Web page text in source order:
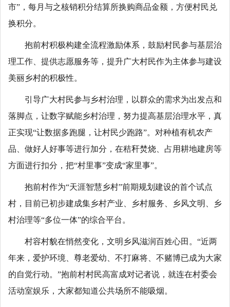
市”，每月与之核销积分结算所换购商品金额，方便村民兑
换积分。
抱前村积极构建全流程激励体系，鼓励村民参与基层治
理工作、提供志愿服务等，提升广大村民作为主体参与建设
美丽乡村的积极性。
引导广大村民参与乡村治理，以群众的需求为出发点和
落脚点，让数字赋能乡村治理，努力提高基层治理水平，真
正实现“让数据多跑腿，让村民少跑路”。对种植有机农产
品、做好人好事等进行加分，在秸秆焚烧、占用耕地建房等
方面进行扣分，把“村里事”变成“家里事”。
抱前村作为“天涯智慧乡村”前期规划建设的首个试点
村，目前已初步建成集乡村产业、乡村服务、乡风文明、乡
村治理等“多位一体”的综合平台。
村容村貌在悄然变化，文明乡风滋润百姓心田。“近两
年来，爱护环境、尊老爱幼、不打麻将、不赌博已成为大家
的自觉行动。”抱前村村民高富成对记者说，就连在村委会
活动室娱乐，大家都知道公共场所不能吸烟。